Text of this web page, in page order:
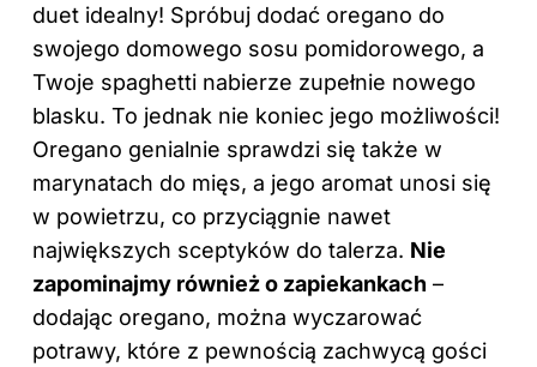
duet idealny! Spróbuj dodać oregano do
swojego domowego sosu pomidorowego, a
Twoje spaghetti nabierze zupełnie nowego
blasku. To jednak nie koniec jego możliwości!
Oregano genialnie sprawdzi się także w
marynatach do mięs, a jego aromat unosi się
w powietrzu, co przyciągnie nawet
największych sceptyków do talerza. Nie
zapominajmy również o zapiekankach –
dodając oregano, można wyczarować
potrawy, które z pewnością zachwycą gości